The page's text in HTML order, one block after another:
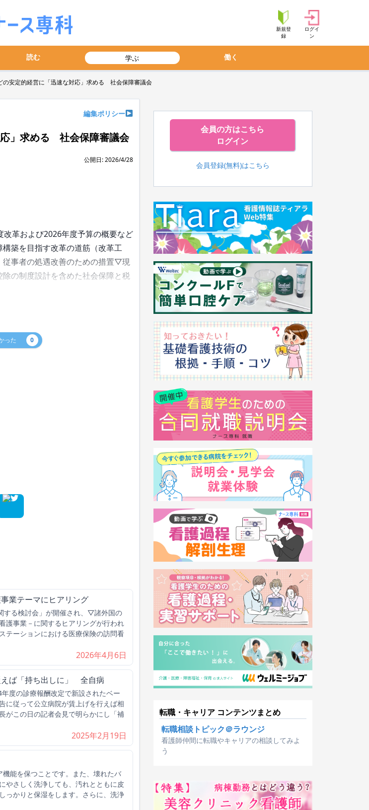
新規登
録
ログイ
ン
読む 学ぶ 働く
の安定的経営に「迅速な対応」求める 社会保障審議会
編集ポリシー
応」求める 社会保障審議会
公開日: 2026/4/28
革および2026年度予算の概要など
築を目指す改革の道筋（改革工
事者の処遇改善のための措置▽現
の制度設計を含めた社会保障と税
った 0
業テーマにヒアリング
する検討会」が開催され、▽諸外国の
護事業－に関するヒアリングが行われ
ーションにおける医療保険の訪問看
2026年4月6日
えば「持ち出しに」 全自病
度の診療報酬改定で新設されたベー
に従って公立病院が賃上げを行えば相
がこの日の記者会見で明らかにし「補
2025年2月19日
能を保つことです。また、壊れたバ
やさしく洗浄しても、汚れとともに皮
っかりと保湿をします。さらに、洗浄
会員の方はこちら
ログイン
会員登録(無料)はこちら
転職・キャリア コンテンツまとめ
転職相談トピック＠ラウンジ
看護師仲間に転職やキャリアの相談してみよ
う